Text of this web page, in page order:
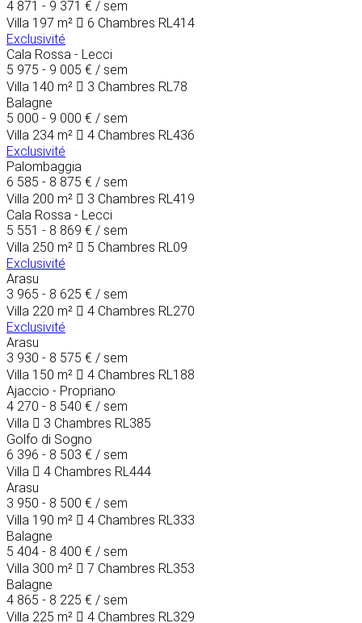
4 871 - 9 371 € / sem
Villa 197 m² 6 Chambres RL414
Exclusivité
Cala Rossa - Lecci
5 975 - 9 005 € / sem
Villa 140 m² 3 Chambres RL78
Balagne
5 000 - 9 000 € / sem
Villa 234 m² 4 Chambres RL436
Exclusivité
Palombaggia
6 585 - 8 875 € / sem
Villa 200 m² 3 Chambres RL419
Cala Rossa - Lecci
5 551 - 8 869 € / sem
Villa 250 m² 5 Chambres RL09
Exclusivité
Arasu
3 965 - 8 625 € / sem
Villa 220 m² 4 Chambres RL270
Exclusivité
Arasu
3 930 - 8 575 € / sem
Villa 150 m² 4 Chambres RL188
Ajaccio - Propriano
4 270 - 8 540 € / sem
Villa
3 Chambres RL385
Golfo di Sogno
6 396 - 8 503 € / sem
Villa
4 Chambres RL444
Arasu
3 950 - 8 500 € / sem
Villa 190 m² 4 Chambres RL333
Balagne
5 404 - 8 400 € / sem
Villa 300 m² 7 Chambres RL353
Balagne
4 865 - 8 225 € / sem
Villa 225 m² 4 Chambres RL329